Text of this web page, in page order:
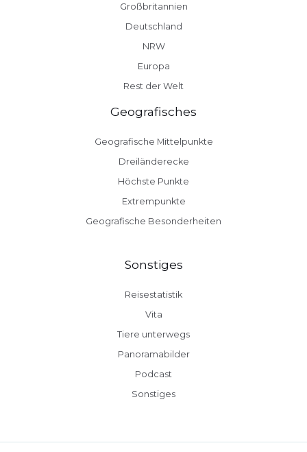
Großbritannien
Deutschland
NRW
Europa
Rest der Welt
Geografisches
Geografische Mittelpunkte
Dreiländerecke
Höchste Punkte
Extrempunkte
Geografische Besonderheiten
Sonstiges
Reisestatistik
Vita
Tiere unterwegs
Panoramabilder
Podcast
Sonstiges